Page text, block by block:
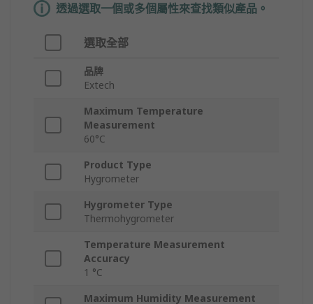
透過選取一個或多個屬性來查找類似產品。
選取全部
品牌
Extech
Maximum Temperature
Measurement
60°C
Product Type
Hygrometer
Hygrometer Type
Thermohygrometer
Temperature Measurement
Accuracy
1 °C
Maximum Humidity Measurement